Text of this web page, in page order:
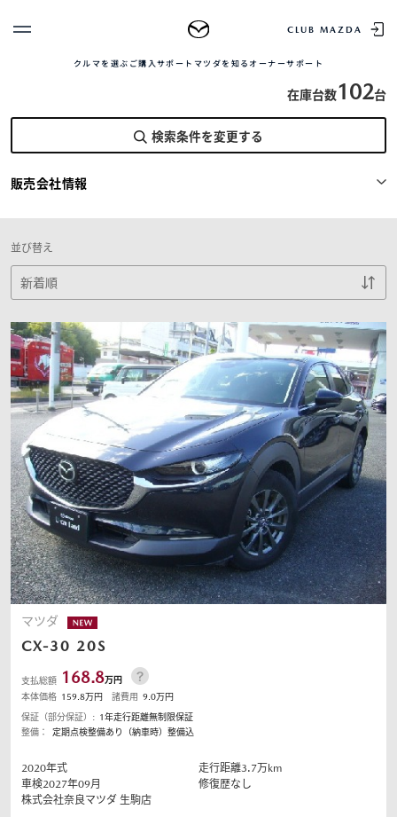
CLUB MAZDA
クルマを選ぶ ご購入サポート マツダを知る オーナーサポート
MAZDAのSUV比較
クルマ購入ガイド
カンタン見積り
販売店検索
試乗車検索
マツダを知る
オーナーサポート
中古車
リコール情報
お問合せ/FAQ
ニュースルーム
企業・IR・採用
ログイン
新規会員登録
CLUB MAZDAとは
登録情報の変更
株式会社奈良マツダ
在庫台数102台
検索条件を変更する
販売会社情報
並び替え
マツダ
CX-30 20S
支払総額 168.8万円
本体価格 159.8万円 諸費用 9.0万円
保証（部分保証）: 1年走行距離無制限保証
整備：
定期点検整備あり（納車時）整備込
2020年式 走行距離3.7万km
車検2027年09月
修復歴なし
株式会社奈良マツダ 生駒店